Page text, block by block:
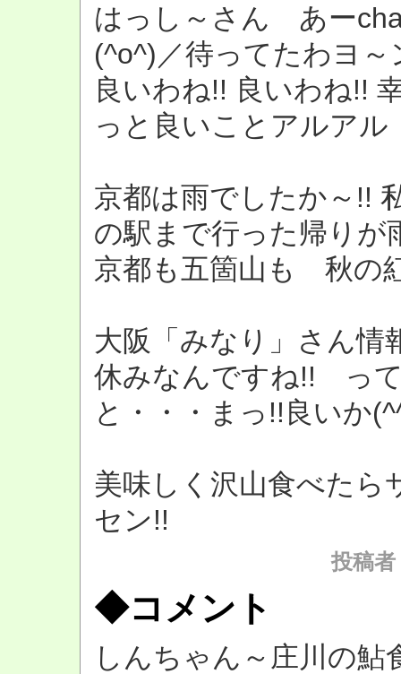
はっし～さん あー
(^o^)／待ってたわヨ
良いわね!! 良いわね!!
っと良いことアルア
京都は雨でしたか～!!
の駅まで行った帰りが
京都も五箇山も 秋の
大阪「みなり」さん
休みなんですね!! っ
と・・・まっ!!良いか
美味しく沢山食べたら
セン!!
投稿
◆コメント
しんちゃん～庄川の